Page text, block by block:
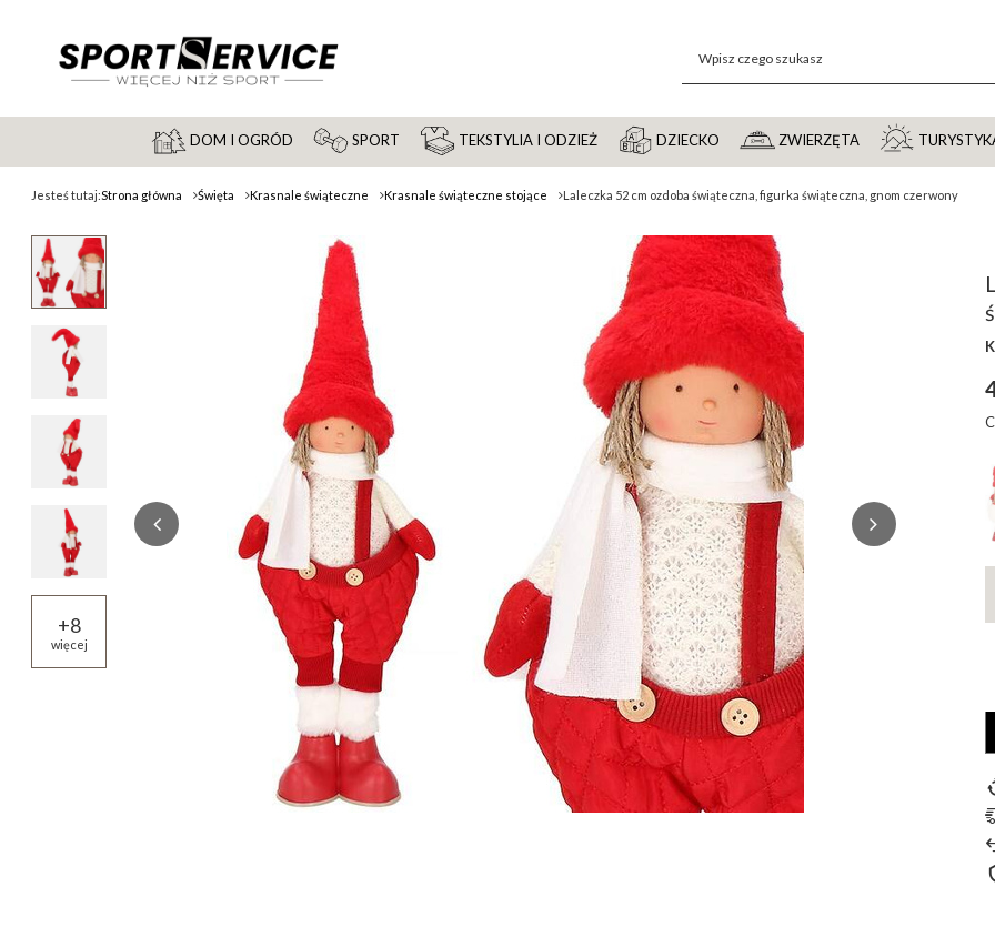
DOM I OGRÓD SPORT TEKSTYLIA I ODZIEŻ DZIECKO ZWIERZĘTA
Jesteś tutaj:Strona główna Święta Krasnale świąteczne Krasnale świąteczne stojące Laleczka 52 cm ozdoba świąteczna, figurka świąteczna, gnom czerwony
+8
więcej